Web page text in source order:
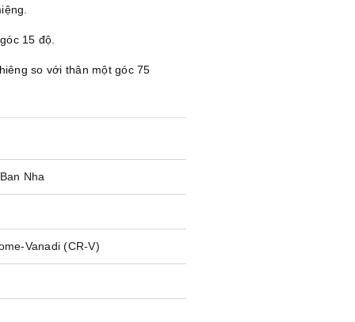
15 độ.
so với thân một góc 75
Nha
Vanadi (CR-V)